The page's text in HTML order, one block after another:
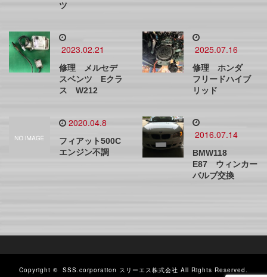
ツ
2023.02.21
修理 メルセデ
スベンツ Eクラ
ス W212
2025.07.16
修理 ホンダ
フリードハイブ
リッド
2020.04.8
フィアット500C
エンジン不調
2016.07.14
BMW118
E87 ウィンカー
バルブ交換
Copyright © SSS.corporation スリーエス株式会社 All Rights Reserved.